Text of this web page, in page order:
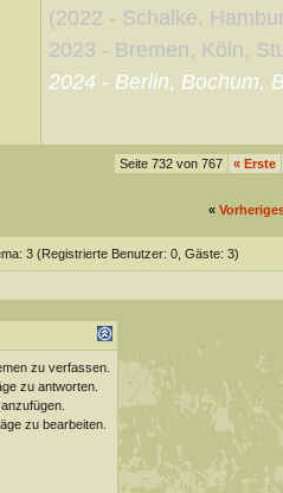
(2022 - Schalke,
2023 - Bremen, Köln,
2024 - Berlin, Bochum,
Seite 732 von 767 «Erste
«
3 (Registrierte Benutzer: 0, Gäste: 3)
zu verfassen.
zu antworten.
zu bearbeiten.